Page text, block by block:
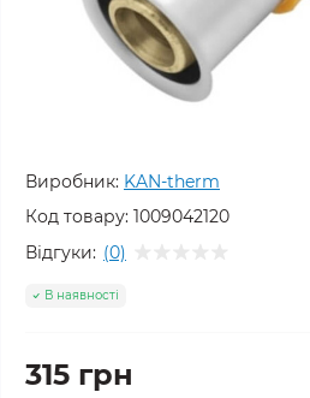
Виробник: KAN-therm
Код товару: 1009042120
Відгуки: (0)
В наявності
315 грн